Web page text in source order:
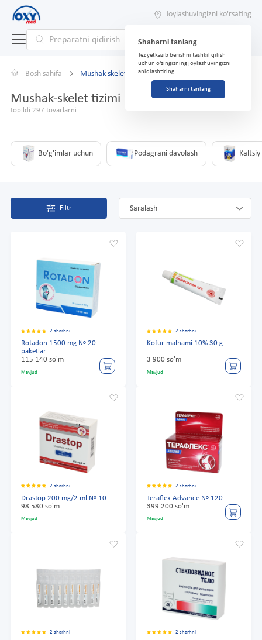
Joylashuvingizni ko'rsating
Shaharni tanlang
Tez yetkazib berishni tashkil qilish
uchun o'zingizning joylashuvingizni
aniqlashtiring
Shaharni tanlang
Bosh sahifa Mushak-skelet tizimi
Mushak-skelet tizimi
topildi 297 tovarlarni
Bo'g'imlar uchun Podagrani davolash
Filtr Saralash
2 sharhni
Rotadon 1500 mg № 20
paketlar
115 140 so'm
Mavjud
2 sharhni
Kofur malhami 10% 30 g
3 900 so'm
Mavjud
2 sharhni
Drastop 200 mg/2 ml № 10
98 580 so'm
Mavjud
2 sharhni
Teraflex Advance № 120
399 200 so'm
Mavjud
2 sharhni 2 sharhni